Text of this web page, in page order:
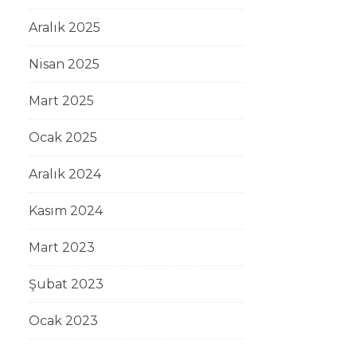
Aralık 2025
Nisan 2025
Mart 2025
Ocak 2025
Aralık 2024
Kasım 2024
Mart 2023
Şubat 2023
Ocak 2023